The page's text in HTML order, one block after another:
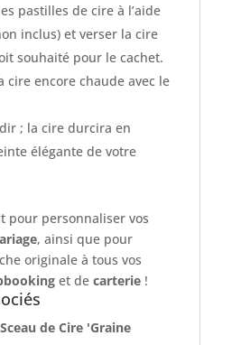
pastilles de cire à l’aide
inclus) et verser la cire
souhaité pour le cachet.
cire encore chaude avec le
; la cire durcira en
élégante de votre
pour personnaliser vos
, ainsi que pour
originale à tous vos
et de carterie!
de Cire 'Graine